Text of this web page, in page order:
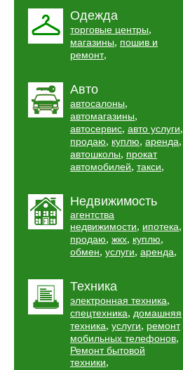
Одежда
торговые центры,
магазины, пошив и
ремонт,
Авто
автосалоны,
автомагазины,
автосервис, авто услуги,
продаю, куплю, аренда,
автошколы, прокат
автомобилей, такси,
Недвижимость
агентства
недвижимости, ипотека,
продаю, жкх, куплю,
обмен, услуги, аренда,
Техника
электронная техника,
спецтехника, домашняя
техника, услуги, ремонт
мобильных телефонов,
Ремонт бытовой
техники,